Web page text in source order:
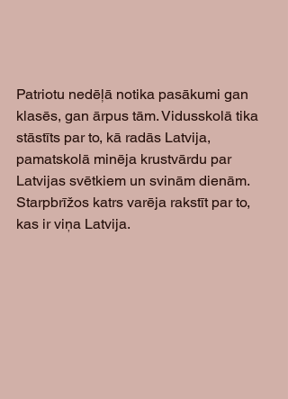
Patriotu nedēļā notika pasākumi gan
klasēs, gan ārpus tām. Vidusskolā tika
stāstīts par to, kā radās Latvija,
pamatskolā minēja krustvārdu par
Latvijas svētkiem un svinām dienām.
Starpbrīžos katrs varēja rakstīt par to,
kas ir viņa Latvija.